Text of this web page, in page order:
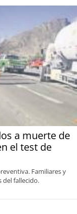
a muerte de
el test de
Familiares y
del fallecido.